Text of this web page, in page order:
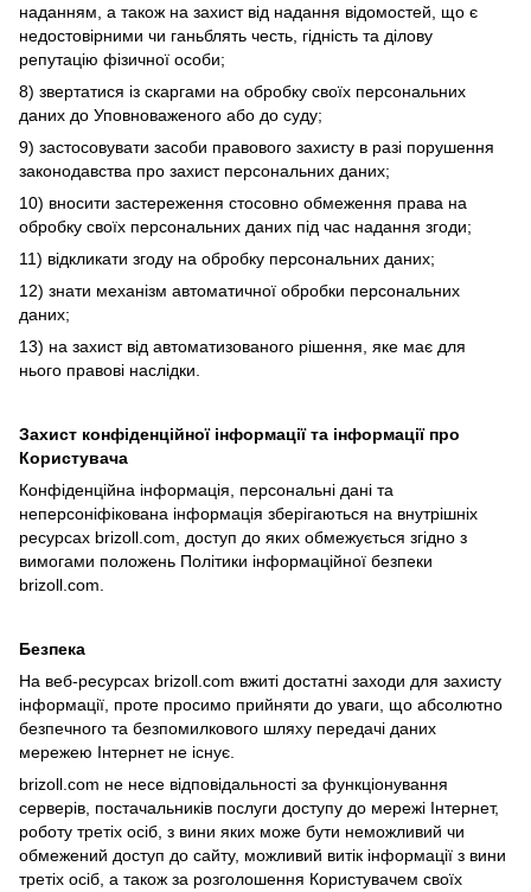
наданням, а також на захист від надання відомостей, що є
недостовірними чи ганьблять честь, гідність та ділову
репутацію фізичної особи;
8) звертатися із скаргами на обробку своїх персональних
даних до Уповноваженого або до суду;
9) застосовувати засоби правового захисту в разі порушення
законодавства про захист персональних даних;
10) вносити застереження стосовно обмеження права на
обробку своїх персональних даних під час надання згоди;
11) відкликати згоду на обробку персональних даних;
12) знати механізм автоматичної обробки персональних
даних;
13) на захист від автоматизованого рішення, яке має для
нього правові наслідки.
Захист конфіденційної інформації та інформації про
Користувача
Конфіденційна інформація, персональні дані та
неперсоніфікована інформація зберігаються на внутрішніх
ресурсах brizoll.com, доступ до яких обмежується згідно з
вимогами положень Політики інформаційної безпеки
brizoll.com.
Безпека
На веб-ресурсах brizoll.com вжиті достатні заходи для захисту
інформації, проте просимо прийняти до уваги, що абсолютно
безпечного та безпомилкового шляху передачі даних
мережею Інтернет не існує.
brizoll.com не несе відповідальності за функціонування
серверів, постачальників послуги доступу до мережі Інтернет,
роботу третіх осіб, з вини яких може бути неможливий чи
обмежений доступ до сайту, можливий витік інформації з вини
третіх осіб, а також за розголошення Користувачем своїх